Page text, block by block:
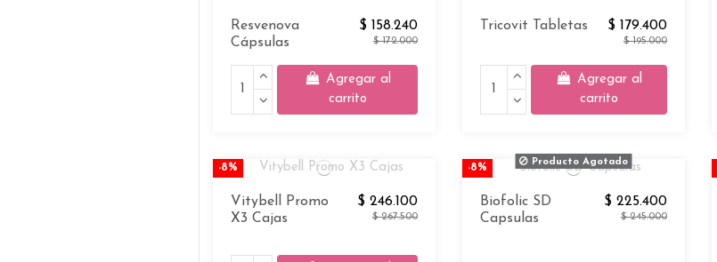
Resvenova
Cápsulas
$ 158.240
$ 172.000
Agregar al
carrito
Tricovit Tabletas $ 179.400
$ 195.000
Agregar al
carrito
-8%
Vitybell Promo
X3 Cajas
$ 246.100
$ 267.500
-8%
Producto Agotado
Biofolic SD
Capsulas
$ 225.400
$ 245.000